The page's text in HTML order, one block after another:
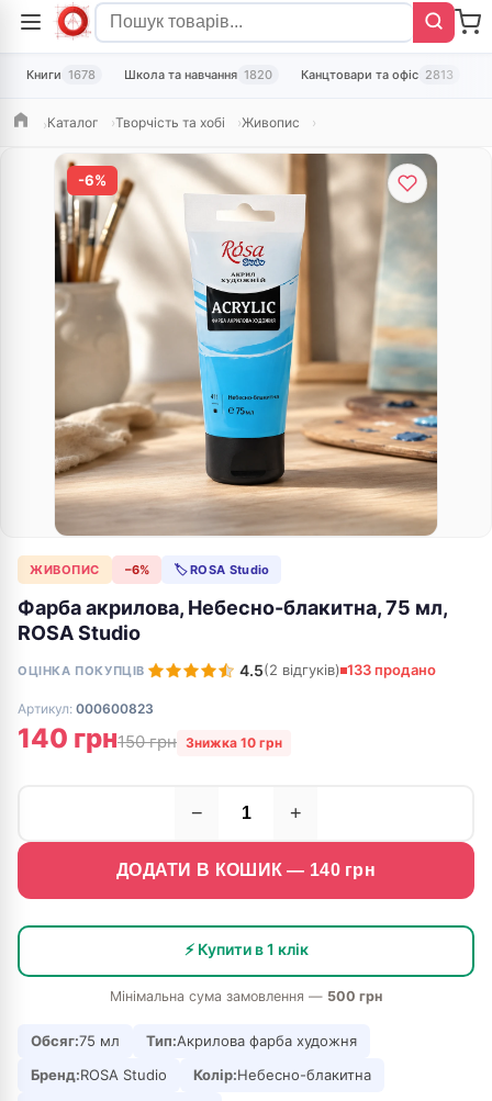
Книги 1678 Школа та навчання 1820 Канцтовари та офіс 2813
ГоловнаКаталог Творчість та хобі Живопис
-6%
ЖИВОПИС −6% 🏷 ROSA Studio
Фарба акрилова, Небесно-блакитна, 75 мл,
ROSA Studio
ОЦІНКА ПОКУПЦІВ 4.5(2 відгуків) 133 продано
Артикул: 000600823
140 грн150 грн Знижка 10 грн
− +
ДОДАТИ В КОШИК — 140грн
⚡ Купити в 1 клік
Мінімальна сума замовлення — 500 грн
Обсяг:75 мл Тип:Акрилова фарба художня
Бренд:ROSA Studio Колір:Небесно-блакитна